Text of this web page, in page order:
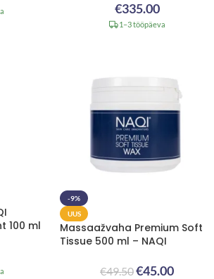
€335.00
1–3 tööpäeva
100 ml
-9%
UUS
Massaažvaha Premium Soft
Tissue 500 ml – NAQI
€49.50€45.00